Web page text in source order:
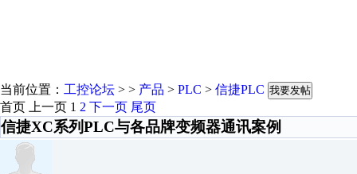
当前位置： 工控论坛 > > 产品 > PLC > 信捷PLC 我要发帖
首页 上一页 1 2 下一页 尾页
信捷XC系列PLC与各品牌变频器通讯案例